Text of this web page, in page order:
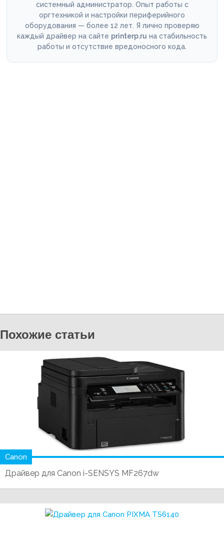
системный администратор. Опыт работы с
оргтехникой и настройки периферийного
оборудования — более 12 лет. Я лично проверяю
каждый драйвер на сайте printerp.ru на стабильность
работы и отсутствие вредоносного кода.
Похожие статьи
Canon
Драйвер для Canon i-SENSYS MF267dw